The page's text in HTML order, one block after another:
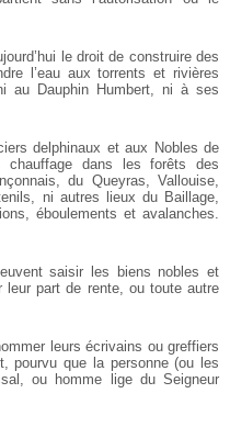
le droit de construire des
l’eau aux torrents et rivières
au Dauphin Humbert, ni à ses
delphinaux et aux Nobles de
dans les forêts des
du Queyras, Vallouise,
ni autres lieux du Baillage,
éboulements et avalanches.
saisir les biens nobles et
leur part de rente, ou toute autre
leurs écrivains ou greffiers
pourvu que la personne (ou les
ou homme lige du Seigneur